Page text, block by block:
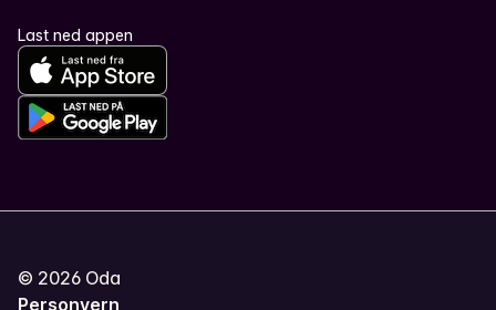
Last ned appen
© 2026 Oda
Personvern